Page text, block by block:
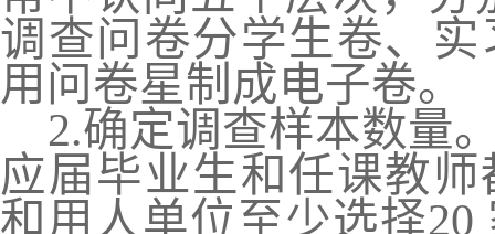
调查问卷分学生卷、 实
用问卷星制成电子卷。
2.确定调查样本数量
应届毕业生和任课教
和用人单位至少选择20